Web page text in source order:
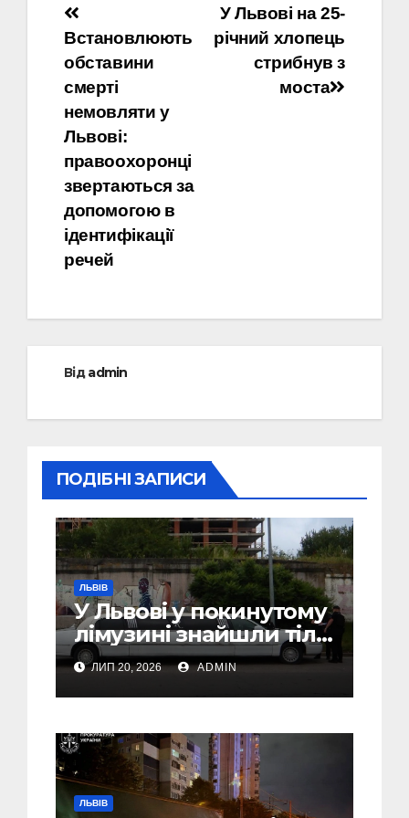
Навігація
записів
У Львові на 25-
річний хлопець
стрибнув з
моста
Встановлюють
обставини
смерті
немовляти у
Львові:
правоохоронці
звертаються за
допомогою в
ідентифікації
речей
Відadmin
ПОДІБНІ ЗАПИСИ
ЛЬВІВ
У Львові у покинутому
лімузині знайшли тіло
46-річного чоловіка
ЛИП 20, 2026 ADMIN
ЛЬВІВ